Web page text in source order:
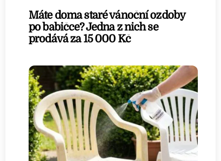
Máte doma staré vánoční ozdoby
po babičce? Jedna z nich se
prodává za 15 000 Kč